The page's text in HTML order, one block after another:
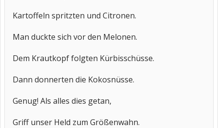
Kartoffeln spritzten und Citronen.
Man duckte sich vor den Melonen.
Dem Krautkopf folgten Kürbisschüsse.
Dann donnerten die Kokosnüsse.
Genug! Als alles dies getan,
Griff unser Held zum Größenwahn.